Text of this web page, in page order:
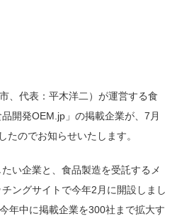
、代表：平木洋二）が運営する食
開発OEM.jp」の掲載企業が、7月
たのでお知らせいたします。
い企業と、食品製造を受託するメ
ングサイトで今年2月に開設しまし
年中に掲載企業を300社まで拡大す